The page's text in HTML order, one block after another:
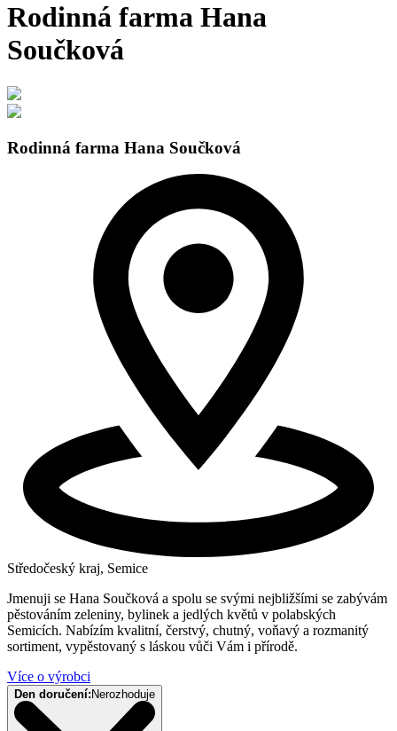
Rodinná farma Hana
Součková
Rodinná farma Hana Součková
Středočeský kraj, Semice
Jmenuji se Hana Součková a spolu se svými nejbližšími se zabývám
pěstováním zeleniny, bylinek a jedlých květů v polabských
Semicích. Nabízím kvalitní, čerstvý, chutný, voňavý a rozmanitý
sortiment, vypěstovaný s láskou vůči Vám i přírodě.
Více o výrobci
Den doručení: Nerozhoduje